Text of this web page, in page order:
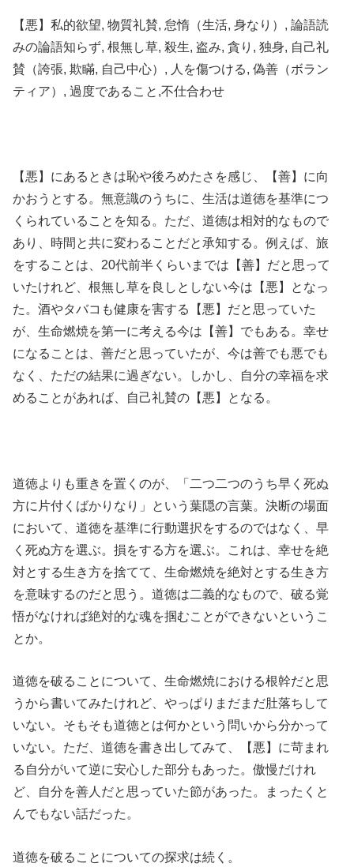
【悪】私的欲望, 物質礼賛, 怠惰（生活, 身なり）, 論語読
みの論語知らず, 根無し草, 殺生, 盗み, 貪り, 独身, 自己礼
賛（誇張, 欺瞞, 自己中心）, 人を傷つける, 偽善（ボラン
ティア）, 過度であること,不仕合わせ
【悪】にあるときは恥や後ろめたさを感じ、【善】に向
かおうとする。無意識のうちに、生活は道徳を基準につ
くられていることを知る。ただ、道徳は相対的なもので
あり、時間と共に変わることだと承知する。例えば、旅
をすることは、20代前半くらいまでは【善】だと思って
いたけれど、根無し草を良しとしない今は【悪】となっ
た。酒やタバコも健康を害する【悪】だと思っていた
が、生命燃焼を第一に考える今は【善】でもある。幸せ
になることは、善だと思っていたが、今は善でも悪でも
なく、ただの結果に過ぎない。しかし、自分の幸福を求
めることがあれば、自己礼賛の【悪】となる。
道徳よりも重きを置くのが、「二つ二つのうち早く死ぬ
方に片付くばかりなり」という葉隠の言葉。決断の場面
において、道徳を基準に行動選択をするのではなく、早
く死ぬ方を選ぶ。損をする方を選ぶ。これは、幸せを絶
対とする生き方を捨てて、生命燃焼を絶対とする生き方
を意味するのだと思う。道徳は二義的なもので、破る覚
悟がなければ絶対的な魂を掴むことができないというこ
とか。
道徳を破ることについて、生命燃焼における根幹だと思
うから書いてみたけれど、やっぱりまだまだ肚落ちして
いない。そもそも道徳とは何かという問いから分かって
いない。ただ、道徳を書き出してみて、【悪】に苛まれ
る自分がいて逆に安心した部分もあった。傲慢だけれ
ど、自分を善人だと思っていた節があった。まったくと
んでもない話だった。
道徳を破ることについての探求は続く。